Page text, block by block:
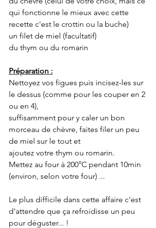
qui fonctionne le mieux avec cette
recette c'est le crottin ou la buche)
un filet de miel (facultatif)
du thym ou du romarin
Préparation :
Nettoyez vos figues puis incisez-les sur
le dessus (comme pour les couper en 2
ou en 4),
suffisamment pour y caler un bon
morceau de chèvre, faites filer un peu
de miel sur le tout et
ajoutez votre thym ou romarin.
Mettez au four à 200°C pendant 10min
(environ, selon votre four) ...
Le plus difficile dans cette affaire c'est
d'attendre que ça refroidisse un peu
pour déguster... !